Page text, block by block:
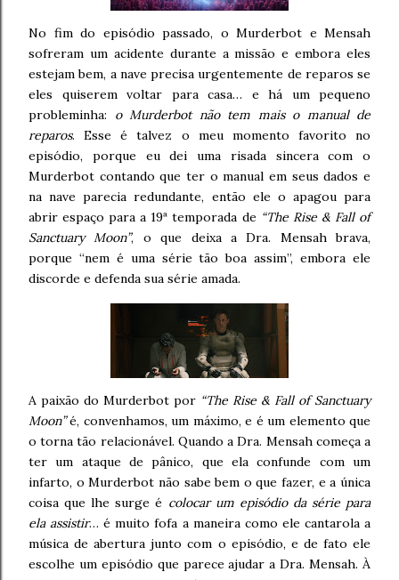
No fim do episódio passado, o Murderbot e Mensah
sofreram um acidente durante a missão e embora eles
estejam bem, a nave precisa urgentemente de reparos se
eles quiserem voltar para casa… e há um pequeno
probleminha: o Murderbot não tem mais o manual de
reparos. Esse é talvez o meu momento favorito no
episódio, porque eu dei uma risada sincera com o
Murderbot contando que ter o manual em seus dados e
na nave parecia redundante, então ele o apagou para
abrir espaço para a 19ª temporada de “The Rise & Fall of
Sanctuary Moon”, o que deixa a Dra. Mensah brava,
porque “nem é uma série tão boa assim”, embora ele
discorde e defenda sua série amada.
A paixão do Murderbot por “The Rise & Fall of Sanctuary
Moon”é, convenhamos, um máximo, e é um elemento que
o torna tão relacionável. Quando a Dra. Mensah começa a
ter um ataque de pânico, que ela confunde com um
infarto, o Murderbot não sabe bem o que fazer, e a única
coisa que lhe surge é colocar um episódio da série para
ela assistir… é muito fofa a maneira como ele cantarola a
música de abertura junto com o episódio, e de fato ele
escolhe um episódio que parece ajudar a Dra. Mensah. À